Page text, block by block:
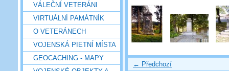
VÁLEČNÍ VETERÁNI
VIRTUÁLNÍ PAMÁTNÍK
O VETERÁNECH
VOJENSKÁ PIETNÍ MÍSTA
GEOCACHING - MAPY
← Předchozí